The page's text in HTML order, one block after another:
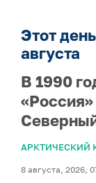
Этот
августа
В 1990
АРКТИЧЕСКИЙ
8 августа, 2026,